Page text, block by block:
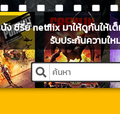
ง ซีรี่ย์ netflix มาให้ดูกันให้
รับประกันความใ